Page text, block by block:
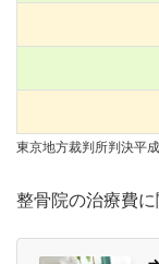
東京地方裁判所判決平
整骨院の治療費